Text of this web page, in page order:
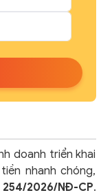
doanh triển khai
nhanh chóng,
2026/NĐ-CP.